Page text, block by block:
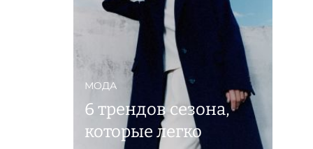
МОДА
6 трендов сезона,
которые легко